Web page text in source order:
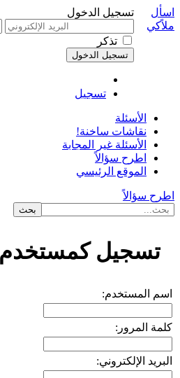
تسجيل الدخول
تذكر
تسجيل
اسأل
ملاًكي
الأسئلة
نقاشات ساخنة!
الأسئلة غير المجابة
اطرح سؤالاً
الموقع الرئيسي
اطرح سؤالاً
تسجيل كمستخدم
اسم المستخدم:
كلمة المرور:
البريد الإلكتروني: